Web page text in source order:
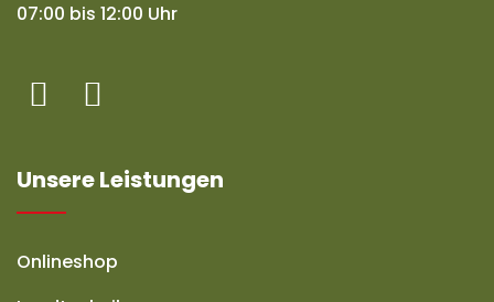
07:00 bis 12:00 Uhr
Unsere Leistungen
Onlineshop